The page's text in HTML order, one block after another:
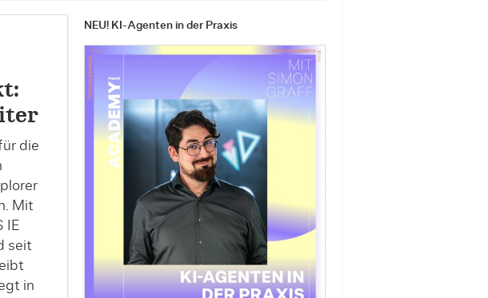
die
Mit
IE
seit
in
NEU! KI-Agenten in der Praxis